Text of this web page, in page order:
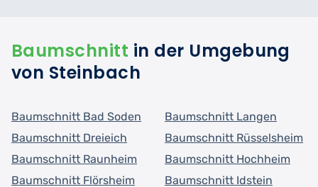
Baumschnitt in der Umgebung
von Steinbach
Baumschnitt Bad Soden
Baumschnitt Dreieich
Baumschnitt Raunheim
Baumschnitt Flörsheim
Baumschnitt Langen
Baumschnitt Rüsselsheim
Baumschnitt Hochheim
Baumschnitt Idstein